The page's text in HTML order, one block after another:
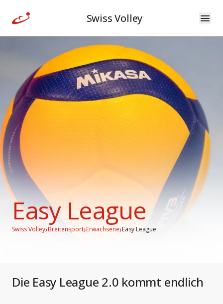
Swiss Volley
Easy League
Swiss Volley›Breitensport›Erwachsene›Easy League
Die Easy League 2.0 kommt endlich